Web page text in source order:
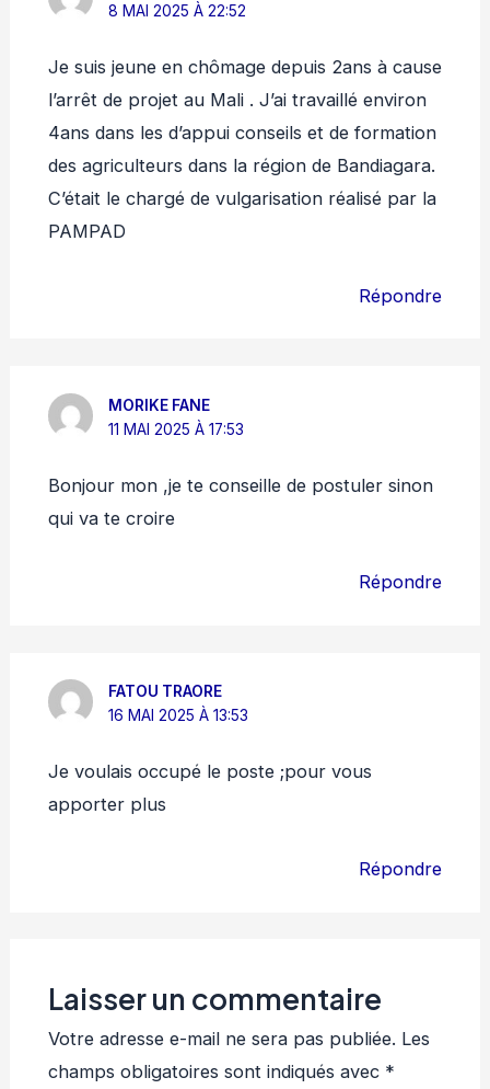
8 MAI 2025 À 22:52
Je suis jeune en chômage depuis 2ans à cause
l’arrêt de projet au Mali . J’ai travaillé environ
4ans dans les d’appui conseils et de formation
des agriculteurs dans la région de Bandiagara.
C’était le chargé de vulgarisation réalisé par la
PAMPAD
Répondre
MORIKE FANE
11 MAI 2025 À 17:53
Bonjour mon ,je te conseille de postuler sinon
qui va te croire
Répondre
FATOU TRAORE
16 MAI 2025 À 13:53
Je voulais occupé le poste ;pour vous
apporter plus
Répondre
Laisser un commentaire
Votre adresse e-mail ne sera pas publiée. Les
champs obligatoires sont indiqués avec *